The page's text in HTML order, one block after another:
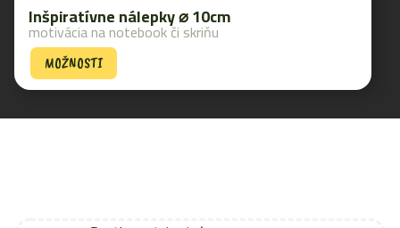
Inšpiratívne nálepky ⌀ 10cm
motivácia na notebook či skriňu
MOŽNOSTI